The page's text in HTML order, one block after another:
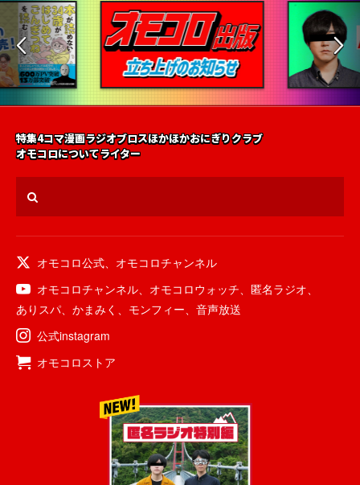
特集4コマ漫画ラジオブロスほかほかおにぎりクラブ
オモコロについてライター
オモコロ公式
オモコロチャンネル
オモコロチャンネル
オモコロウォッチ 匿名ラジオ
ありスパ
かまみく モンフィー
音声放送
公式instagram
オモコロストア